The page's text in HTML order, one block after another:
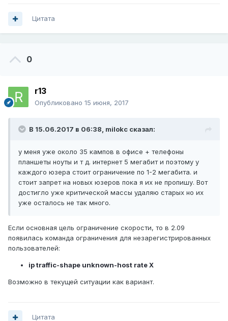
Цитата
0
r13
Опубликовано 15 июня, 2017
В 15.06.2017 в 06:38, milokc сказал:
у меня уже около 35 кампов в офисе + телефоны
планшеты ноуты и т д. интернет 5 мегабит и поэтому у
каждого юзера стоит ограничение по 1-2 мегабита. и
стоит запрет на новых юзеров пока я их не пропишу. Вот
достигло уже критической массы удаляю старых но их
уже осталось не так много.
Если основная цель ограничение скорости, то в 2.09
появилась команда ограничения для незарегистрированных
пользователей:
ip traffic-shape unknown-host rate X
Возможно в текущей ситуации как вариант.
Цитата